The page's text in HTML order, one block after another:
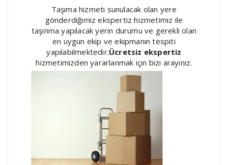
Taşıma hizmeti sunulacak olan yere
gönderdiğimiz ekspertiz hizmetimiz ile
taşınma yapılacak yerin durumu ve gerekli olan
en uygun ekip ve ekipmanın tespiti
yapılabilmektedir.Ücretsiz ekspertiz
hizmetimizden yararlanmak için bizi arayınız.